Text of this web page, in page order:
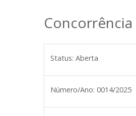
Status: Aberta
Número/Ano: 0014/2025